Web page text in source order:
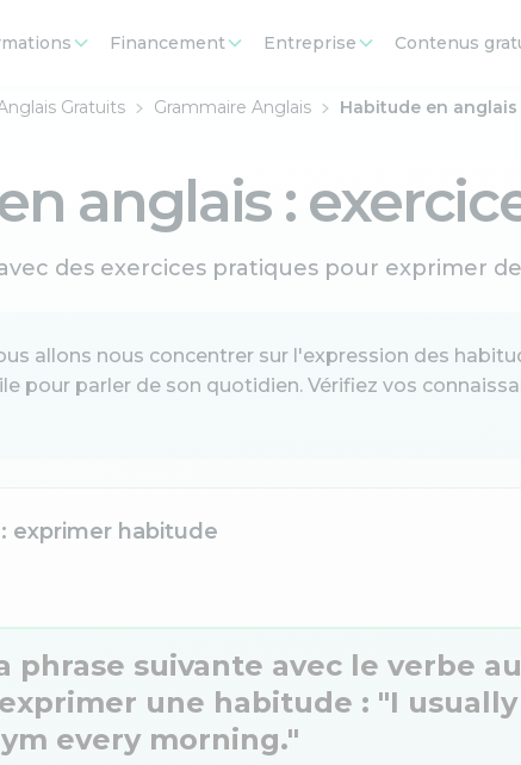
Financement Entreprise Contenus
Gratuits Grammaire Anglais Habitude en anglais
anglais :
des exercices pratiques pour exprimer
allons nous concentrer sur l'expression des
pour parler de son quotidien. Vérifiez vos
exprimer habitude
phrase suivante avec le verbe
une habitude : "I usually
every morning."